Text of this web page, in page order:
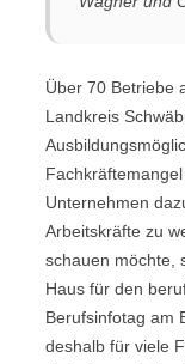
Über 70 Betriebe
Landkreis
Unternehmen
Arbeitskräfte zu
schauen möchte,
Haus für den
Berufsinfotag am
deshalb für viele